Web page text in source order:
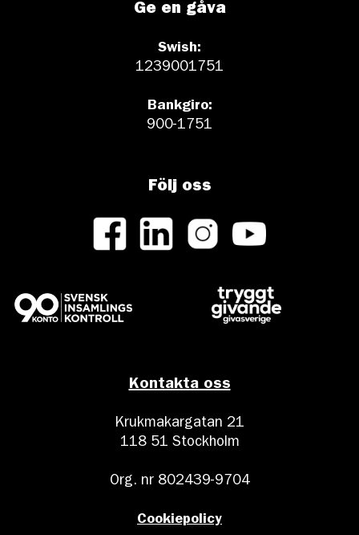
Kontakta oss
Krukmakargatan 21
118 51 Stockholm
Org. nr 802439-9704
Cookiepolicy
Ge en gåva
Swish:
1239001751
Bankgiro:
900-1751
Följ oss